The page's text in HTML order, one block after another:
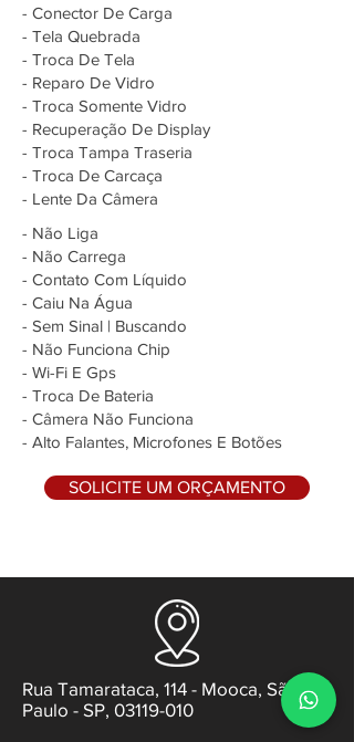
- Conector De Carga
- Tela Quebrada
- Troca De Tela
- Reparo De Vidro
- Troca Somente Vidro
- Recuperação De Display
- Troca Tampa Traseria
- Troca De Carcaça
- Lente Da Câmera
- Não Liga
- Não Carrega
- Contato Com Líquido
- Caiu Na Água
- Sem Sinal | Buscando
- Não Funciona Chip
- Wi-Fi E Gps
- Troca De Bateria
- Câmera Não Funciona
- Alto Falantes, Microfones E Botões
SOLICITE UM ORÇAMENTO
Rua Tamarataca, 114 - Mooca, São
Paulo - SP, 03119-010